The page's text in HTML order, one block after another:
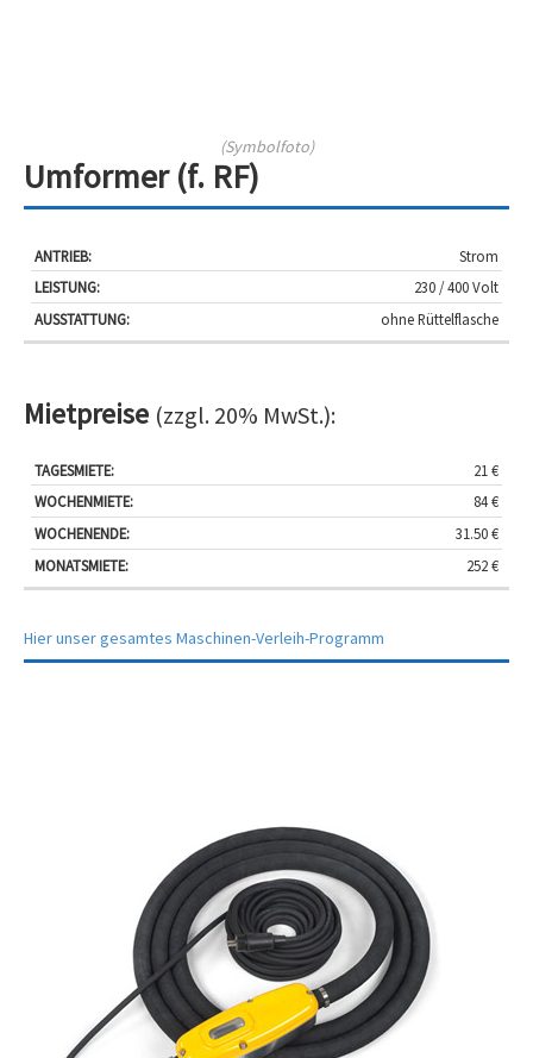
(Symbolfoto)
Umformer (f. RF)
Antrieb:
Strom
230 / 400 Volt
ohne Rüttelflasche
Mietpreise (zzgl. 20% MwSt.):
Tagesmiete:
21 €
84 €
31.50 €
252 €
Hier unser gesamtes Maschinen-Verleih-Programm